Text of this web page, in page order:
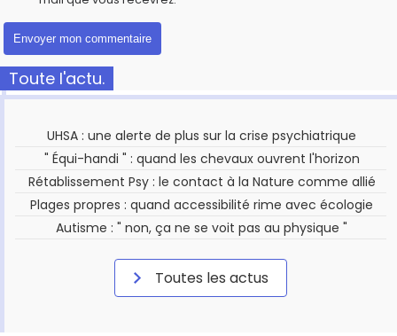
Toute l'actu.
UHSA : une alerte de plus sur la crise psychiatrique
" Équi-handi " : quand les chevaux ouvrent l'horizon
Rétablissement Psy : le contact à la Nature comme allié
Plages propres : quand accessibilité rime avec écologie
Autisme : " non, ça ne se voit pas au physique "
Toutes les actus